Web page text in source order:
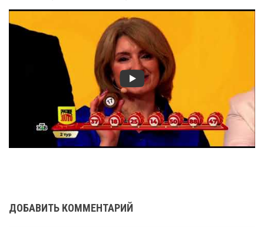
ДОБАВИТЬ КОММЕНТАРИЙ